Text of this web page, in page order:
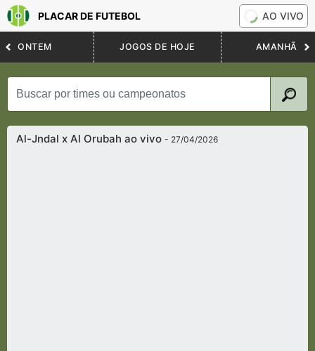
PLACAR DE FUTEBOL AO VIVO
ONTEM JOGOS DE HOJE AMANHÃ
Al-Jndal x Al Orubah ao vivo- 27/04/2026